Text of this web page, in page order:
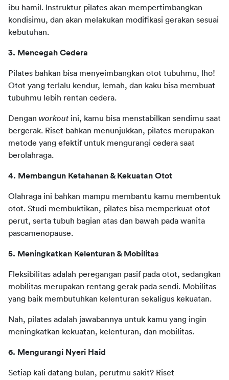
ibu hamil. Instruktur pilates akan mempertimbangkan
kondisimu, dan akan melakukan modifikasi gerakan sesuai
kebutuhan.
3. Mencegah Cedera
Pilates bahkan bisa menyeimbangkan otot tubuhmu, lho!
Otot yang terlalu kendur, lemah, dan kaku bisa membuat
tubuhmu lebih rentan cedera.
Dengan workout ini, kamu bisa menstabilkan sendimu saat
bergerak. Riset bahkan menunjukkan, pilates merupakan
metode yang efektif untuk mengurangi cedera saat
berolahraga.
4. Membangun Ketahanan & Kekuatan Otot
Olahraga ini bahkan mampu membantu kamu membentuk
otot. Studi membuktikan, pilates bisa memperkuat otot
perut, serta tubuh bagian atas dan bawah pada wanita
pascamenopause.
5. Meningkatkan Kelenturan & Mobilitas
Fleksibilitas adalah peregangan pasif pada otot, sedangkan
mobilitas merupakan rentang gerak pada sendi. Mobilitas
yang baik membutuhkan kelenturan sekaligus kekuatan.
Nah, pilates adalah jawabannya untuk kamu yang ingin
meningkatkan kekuatan, kelenturan, dan mobilitas.
6. Mengurangi Nyeri Haid
Setiap kali datang bulan, perutmu sakit? Riset